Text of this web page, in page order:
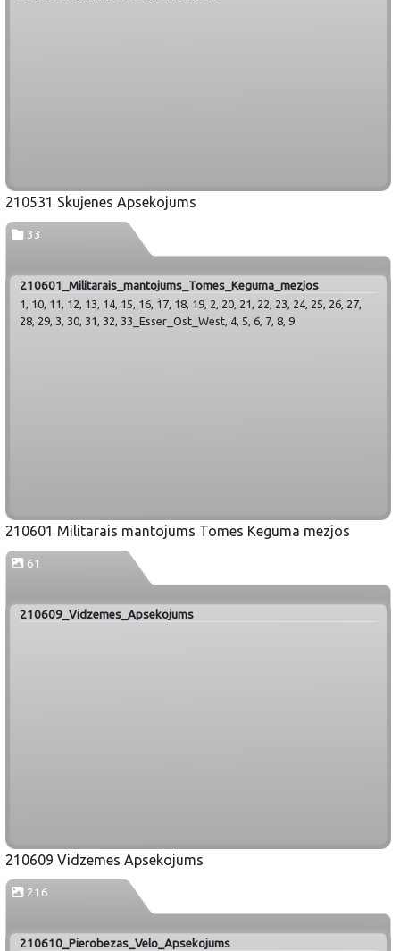
210531 Skujenes Apsekojums
33
210601_Militarais_mantojums_Tomes_Keguma_mezjos
1, 10, 11, 12, 13, 14, 15, 16, 17, 18, 19, 2, 20, 21, 22, 23, 24, 25, 26, 27,
28, 29, 3, 30, 31, 32, 33_Esser_Ost_West, 4, 5, 6, 7, 8, 9
210601 Militarais mantojums Tomes Keguma mezjos
61
210609_Vidzemes_Apsekojums
210609 Vidzemes Apsekojums
216
210610_Pierobezas_Velo_Apsekojums